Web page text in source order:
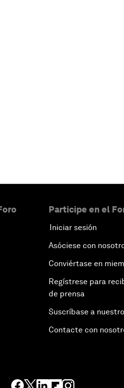
Participe en el
Iniciar sesión
Asóciese con
Conviértase en
Regístrese para
de prensa
Suscríbase a
Contacte con